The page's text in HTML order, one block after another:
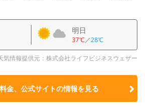
明日
37℃／28℃
気情報提供元：株式会社ライフビジネスウェザー
金、公式サイトの情報を見る